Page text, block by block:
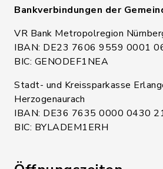
Bankverbindungen der
VR Bank Metropolregion
IBAN: DE23 7606 9559 0001
BIC: GENODEF1NEA
Stadt- und Kreissparkasse
Herzogenaurach
IBAN: DE36 7635 0000 0430
BIC: BYLADEM1ERH